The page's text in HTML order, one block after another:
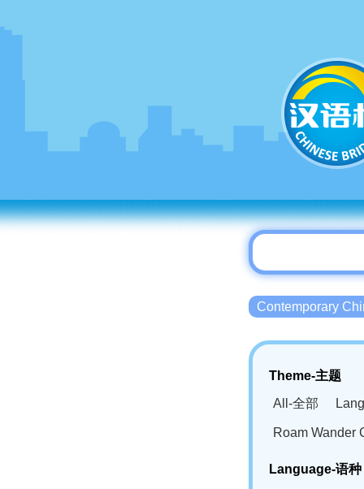
Contemporary
Theme-主题
All-全部
Roam Wander
Language-语种